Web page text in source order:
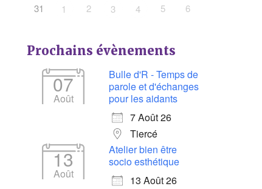
31
1 2 3 4 5 6
Prochains évènements
07
Août
Bulle d'R - Temps de
parole et d'échanges
pour les aidants
7 Août 26
Tiercé
13
Août
Atelier bien être
socio esthétique
13 Août 26